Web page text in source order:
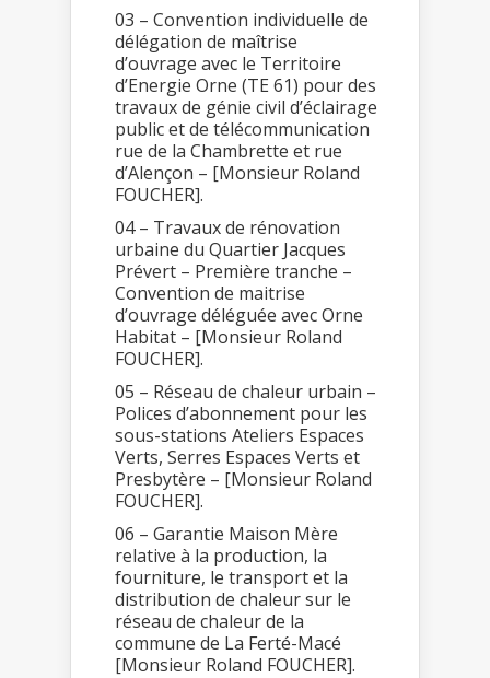
03 – Convention individuelle de
délégation de maîtrise
d’ouvrage avec le Territoire
d’Energie Orne (TE 61) pour des
travaux de génie civil d’éclairage
public et de télécommunication
rue de la Chambrette et rue
d’Alençon – [Monsieur Roland
FOUCHER].
04 – Travaux de rénovation
urbaine du Quartier Jacques
Prévert – Première tranche –
Convention de maitrise
d’ouvrage déléguée avec Orne
Habitat – [Monsieur Roland
FOUCHER].
05 – Réseau de chaleur urbain –
Polices d’abonnement pour les
sous-stations Ateliers Espaces
Verts, Serres Espaces Verts et
Presbytère – [Monsieur Roland
FOUCHER].
06 – Garantie Maison Mère
relative à la production, la
fourniture, le transport et la
distribution de chaleur sur le
réseau de chaleur de la
commune de La Ferté-Macé
[Monsieur Roland FOUCHER].